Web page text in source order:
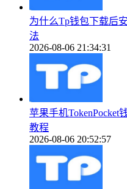
为什么Tp钱包下载后
法
2026-08-06 21:34:31
苹果手机TokenPocket
教程
2026-08-06 20:52:57